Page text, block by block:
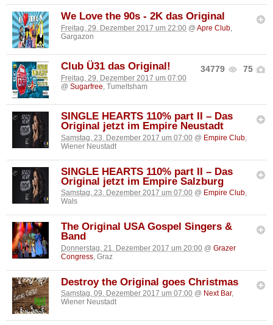
We Love the 90s - 2K das Original
Freitag, 29. Dezember 2017 um 22:00 @ Apre Club
Gargazon
34779 75
Club Ü31 das Original!
Freitag, 29. Dezember 2017 um 07:00
@ Sugarfree , Tumeltsham
SINGLE HEARTS 110% part II – Das
Original jetzt im Empire Neustadt
Samstag, 23. Dezember 2017 um 07:00 @ Empire Club
Wiener Neustadt
SINGLE HEARTS 110% part II – Das
Original jetzt im Empire Salzburg
Samstag, 23. Dezember 2017 um 07:00 @ Empire Club,
Wals
The Original USA Gospel Singers &
Band
Donnerstag, 21. Dezember 2017 um 20:00 @ Grazer
Congress , Graz
Destroy the Original goes Christmas
Samstag, 09. Dezember 2017 um 07:00 @ Next Bar,
Wiener Neustadt